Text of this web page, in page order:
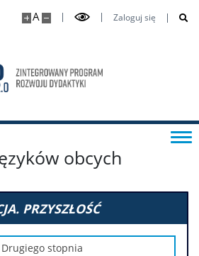
A Zaloguj się
obcych
PRZYSZŁOŚĆ
Drugiego stopnia